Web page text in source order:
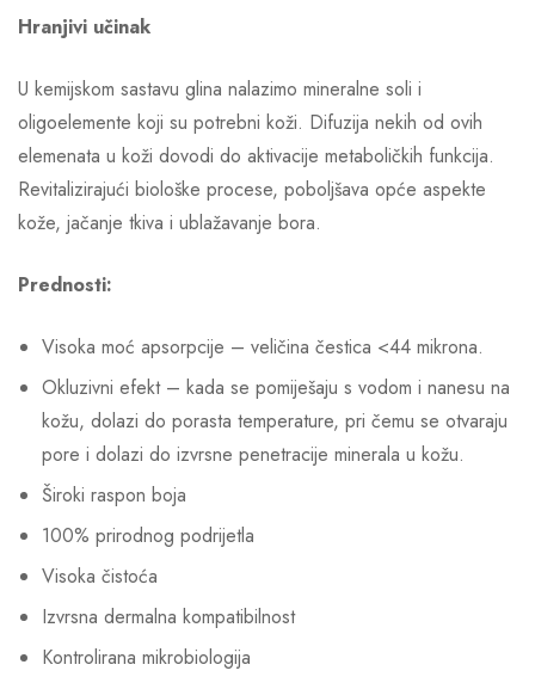
Hranjivi učinak
U kemijskom sastavu glina nalazimo mineralne soli i
oligoelemente koji su potrebni koži. Difuzija nekih od ovih
elemenata u koži dovodi do aktivacije metaboličkih funkcija.
Revitalizirajući biološke procese, poboljšava opće aspekte
kože, jačanje tkiva i ublažavanje bora.
Prednosti:
Visoka moć apsorpcije – veličina čestica <44 mikrona.
Okluzivni efekt – kada se pomiješaju s vodom i nanesu na
kožu, dolazi do porasta temperature, pri čemu se otvaraju
pore i dolazi do izvrsne penetracije minerala u kožu.
Široki raspon boja
100% prirodnog podrijetla
Visoka čistoća
Izvrsna dermalna kompatibilnost
Kontrolirana mikrobiologija